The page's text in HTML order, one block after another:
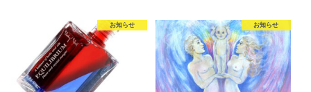
お知らせ お知らせ